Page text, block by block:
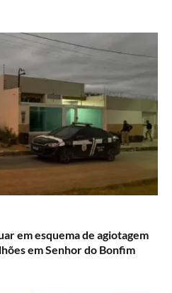
em esquema de agiotagem
em Senhor do Bonfim